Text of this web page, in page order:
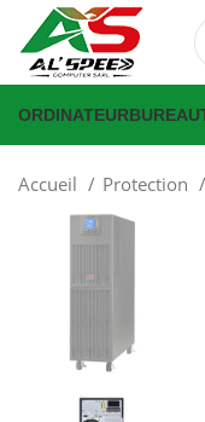
ORDINATEUR
Accueil Protection